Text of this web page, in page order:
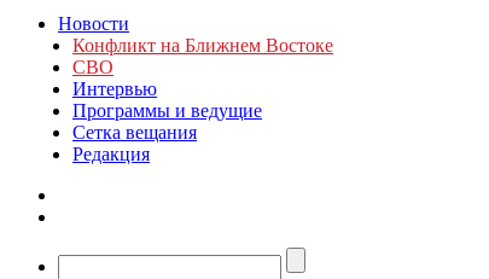
Новости
Конфликт на Ближнем Востоке
СВО
Интервью
Программы и ведущие
Сетка вещания
Редакция